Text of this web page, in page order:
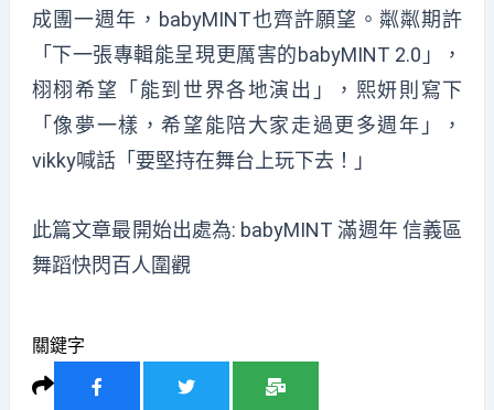
成團一週年，babyMINT也齊許願望。粼粼期許
「下一張專輯能呈現更厲害的babyMINT 2.0」，
栩栩希望「能到世界各地演出」，熙妍則寫下
「像夢一樣，希望能陪大家走過更多週年」，
vikky喊話「要堅持在舞台上玩下去！」
此篇文章最開始出處為: babyMINT 滿週年 信義區
舞蹈快閃百人圍觀
關鍵字